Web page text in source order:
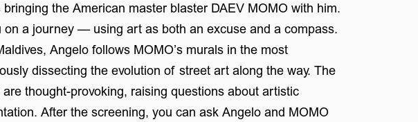
the American master blaster DAEV MOMO with him.
on a journey — using art as both an excuse and a compass.
Angelo follows MOMO’s murals in the most
dissecting the evolution of street art along the way. The
thought-provoking, raising questions about artistic
After the screening, you can ask Angelo and MOMO